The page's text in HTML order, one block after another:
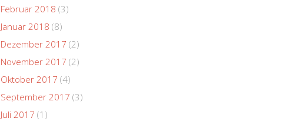
Februar 2018 (3)
Januar 2018 (8)
Dezember 2017 (2)
November 2017 (2)
Oktober 2017 (4)
September 2017 (3)
Juli 2017 (1)